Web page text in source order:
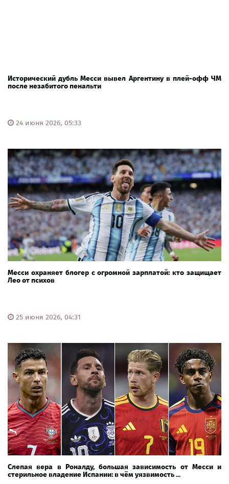
Исторический дубль Месси вывел Аргентину в плей-офф ЧМ
после незабитого пенальти
24 июня 2026, 05:33
Месси охраняет блогер с огромной зарплатой: кто защищает
Лео от психов
25 июня 2026, 04:31
Слепая вера в Роналду, большая зависимость от Месси и
стерильное владение Испании: в чём уязвимость ...